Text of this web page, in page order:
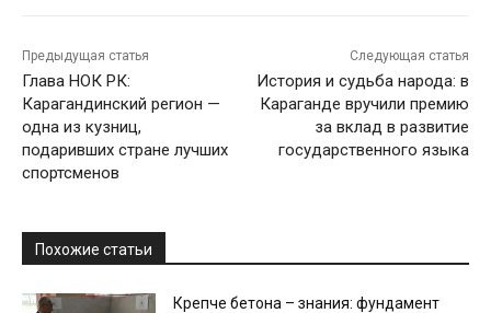
Предыдущая статья
Глава НОК РК:
Карагандинский регион —
одна из кузниц,
подаривших стране лучших
спортсменов
Следующая статья
История и судьба народа: в
Караганде вручили премию
за вклад в развитие
государственного языка
Похожие статьи
Крепче бетона – знания: фундамент